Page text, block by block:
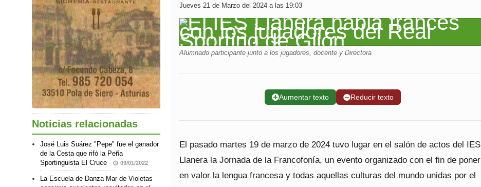
Jueves 21 de Marzo del 2024 a las 19:03
Alumnado participante junto a los jugadores, docente y Directora
➕Aumentar texto ➖Reducir texto
El pasado martes 19 de marzo de 2024 tuvo lugar en el salón de actos del IES
Llanera la Jornada de la Francofonía, un evento organizado con el fin de poner
en valor la lengua francesa y todas aquellas culturas del mundo unidas por el
Noticias relacionadas
José Luis Suárez "Pepe" fue el ganador
de la Cesta que rifó la Peña
Sportinguista El Cruce
09/01/2022
La Escuela de Danza Mar de Violetas